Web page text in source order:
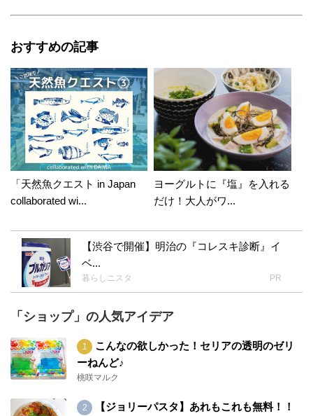
おすすめの記事
「天然魚クエスト in Japan
collaborated wi...
ヨーグルトに『塩』を入れる
だけ！大人がワ...
【渋谷で開催】明治の『コレスキ診断』イ
ベ...
暮らしニスタ PR
「ショップ」の人気アイデア
こんなの欲しかった！セリアの透明のゼリ
ーねんど♪
桃咲マルク
【ジョリーパスタ】あれもこれも無料！！